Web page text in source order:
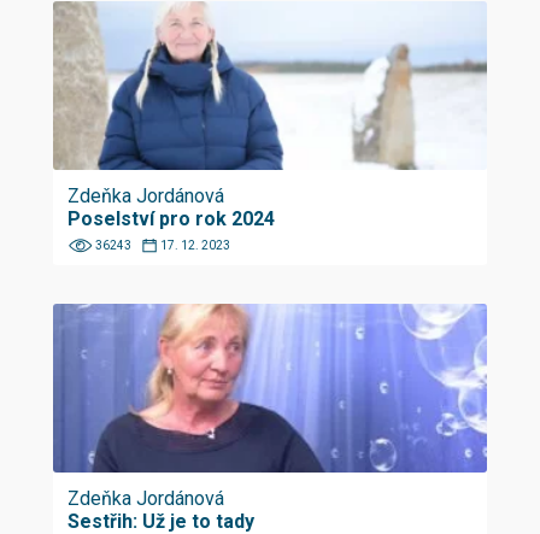
Zdeňka Jordánová
Poselství pro rok 2024
36243 17. 12. 2023
Zdeňka Jordánová
Sestřih: Už je to tady